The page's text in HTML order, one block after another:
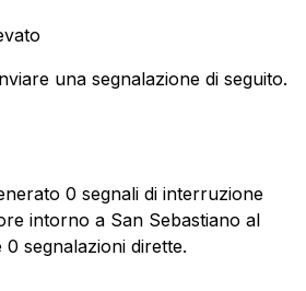
una segnalazione di seguito.
0 segnali di interruzione
intorno a San Sebastiano al
0 segnalazioni dirette.